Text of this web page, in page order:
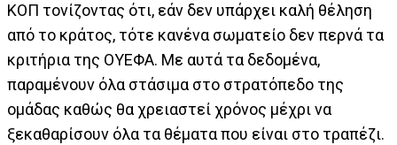
ΚΟΠ τονίζοντας ότι, εάν δεν υπάρχει καλή θέληση
από το κράτος, τότε κανένα σωματείο δεν περνά τα
κριτήρια της ΟΥΕΦΑ. Με αυτά τα δεδομένα,
παραμένουν όλα στάσιμα στο στρατόπεδο της
ομάδας καθώς θα χρειαστεί χρόνος μέχρι να
ξεκαθαρίσουν όλα τα θέματα που είναι στο τραπέζι.